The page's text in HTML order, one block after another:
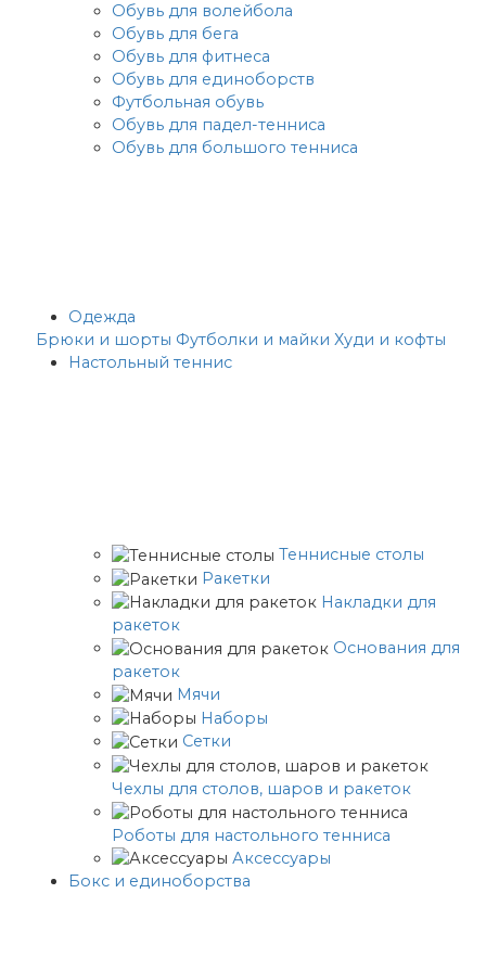
Обувь для волейбола
Обувь для бега
Обувь для фитнеса
Обувь для единоборств
Футбольная обувь
Обувь для падел-тенниса
Обувь для большого тенниса
Одежда
Брюки и шорты Футболки и майки Худи и кофты
Настольный теннис
Теннисные столы
Ракетки
Накладки для
ракеток
Основания для
ракеток
Мячи
Наборы
Сетки
Чехлы для столов, шаров и ракеток
Роботы для настольного тенниса
Аксессуары
Бокс и единоборства